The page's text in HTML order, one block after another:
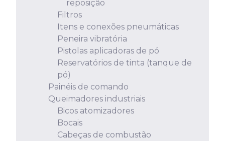
reposição
Filtros
Itens e conexões pneumáticas
Peneira vibratória
Pistolas aplicadoras de pó
Reservatórios de tinta (tanque de
pó)
Painéis de comando
Queimadores industriais
Bicos atomizadores
Bocais
Cabeças de combustão